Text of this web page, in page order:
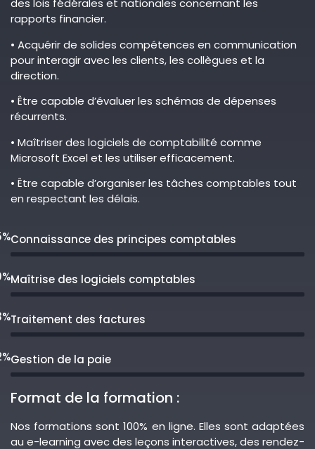
des lois fédérales et nationales concernant les
rapports financier.
• Acquérir de solides compétences en communication
pour interagir avec les clients, les collègues et la
direction.
• Être capable d’évaluer les schémas de dépenses
récurrents.
• Maîtriser des logiciels de comptabilité comme
Microsoft Excel et les utiliser efficacement.
• Être capable d’organiser les tâches comptables tout
en respectant les délais.
Connaissance des principes comptables
Maîtrise des logiciels comptables
Traitement des factures
Gestion de la paie
Format de la formation :
Nos formations sont 100% en ligne. Elles sont adaptées
au e-learning avec des leçons interactives, des rendez-